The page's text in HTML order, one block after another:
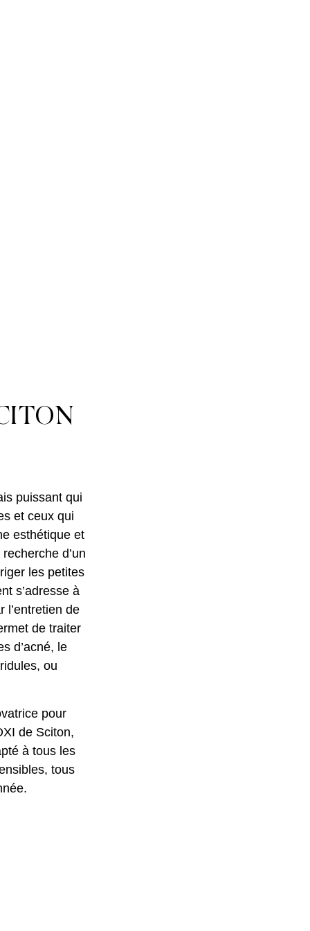
puissant qui
et ceux qui
esthétique et
d’un
les petites
s’adresse à
l’entretien de
de traiter
d’acné, le
ou
pour
de Sciton,
à tous les
tous